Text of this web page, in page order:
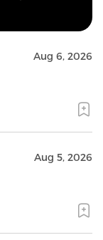
Aug 6, 2026
Aug 5, 2026